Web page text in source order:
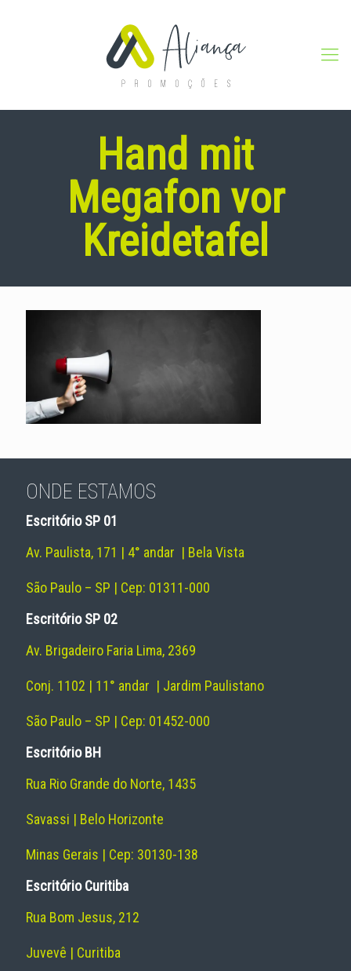
Hand mit
Megafon vor
Kreidetafel
ONDE ESTAMOS
Escritório SP 01
Av. Paulista, 171 | 4° andar | Bela Vista
São Paulo – SP | Cep: 01311-000
Escritório SP 02
Av. Brigadeiro Faria Lima, 2369
Conj. 1102 | 11° andar | Jardim Paulistano
São Paulo – SP | Cep: 01452-000
Escritório BH
Rua Rio Grande do Norte, 1435
Savassi | Belo Horizonte
Minas Gerais | Cep: 30130-138
Escritório Curitiba
Rua Bom Jesus, 212
Juvevê | Curitiba